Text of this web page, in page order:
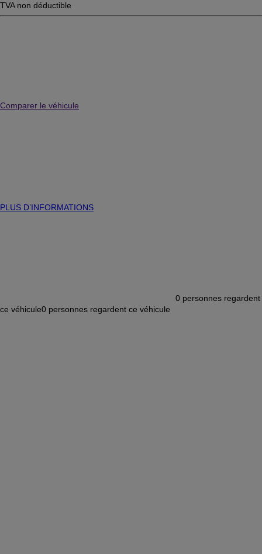
TVA non déductible
Comparer le véhicule
PLUS D’INFORMATIONS
0 personnes regardent
ce véhicule0 personnes regardent ce véhicule